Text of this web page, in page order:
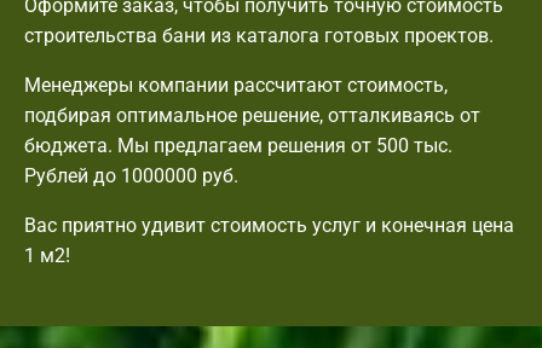
Оформите заказ, чтобы получить точную стоимость
строительства бани из каталога готовых проектов.
Менеджеры компании рассчитают стоимость,
подбирая оптимальное решение, отталкиваясь от
бюджета. Мы предлагаем решения от 500 тыс.
Рублей до 1000000 руб.
Вас приятно удивит стоимость услуг и конечная цена
1 м2!